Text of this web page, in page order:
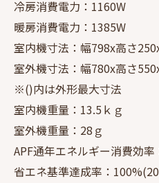
冷房消費電力：1160W
暖房消費電力：1385W
室内機寸法：幅798x高さ
室外機寸法：幅780x高さ
※()内は外形最大寸法
室内機重量：13.5ｋｇ
室外機重量：28ｇ
APF通年エネルギー消費効
省エネ基準達成率：